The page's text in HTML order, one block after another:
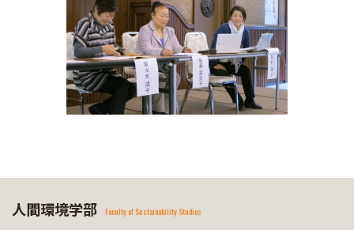
人間環境学部 Faculty of Sustainability Studies